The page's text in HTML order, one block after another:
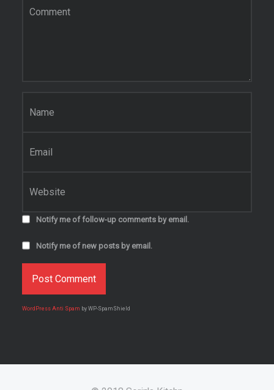
Notify me of follow-up comments by email.
Notify me of new posts by email.
WordPress Anti Spam by WP-SpamShield